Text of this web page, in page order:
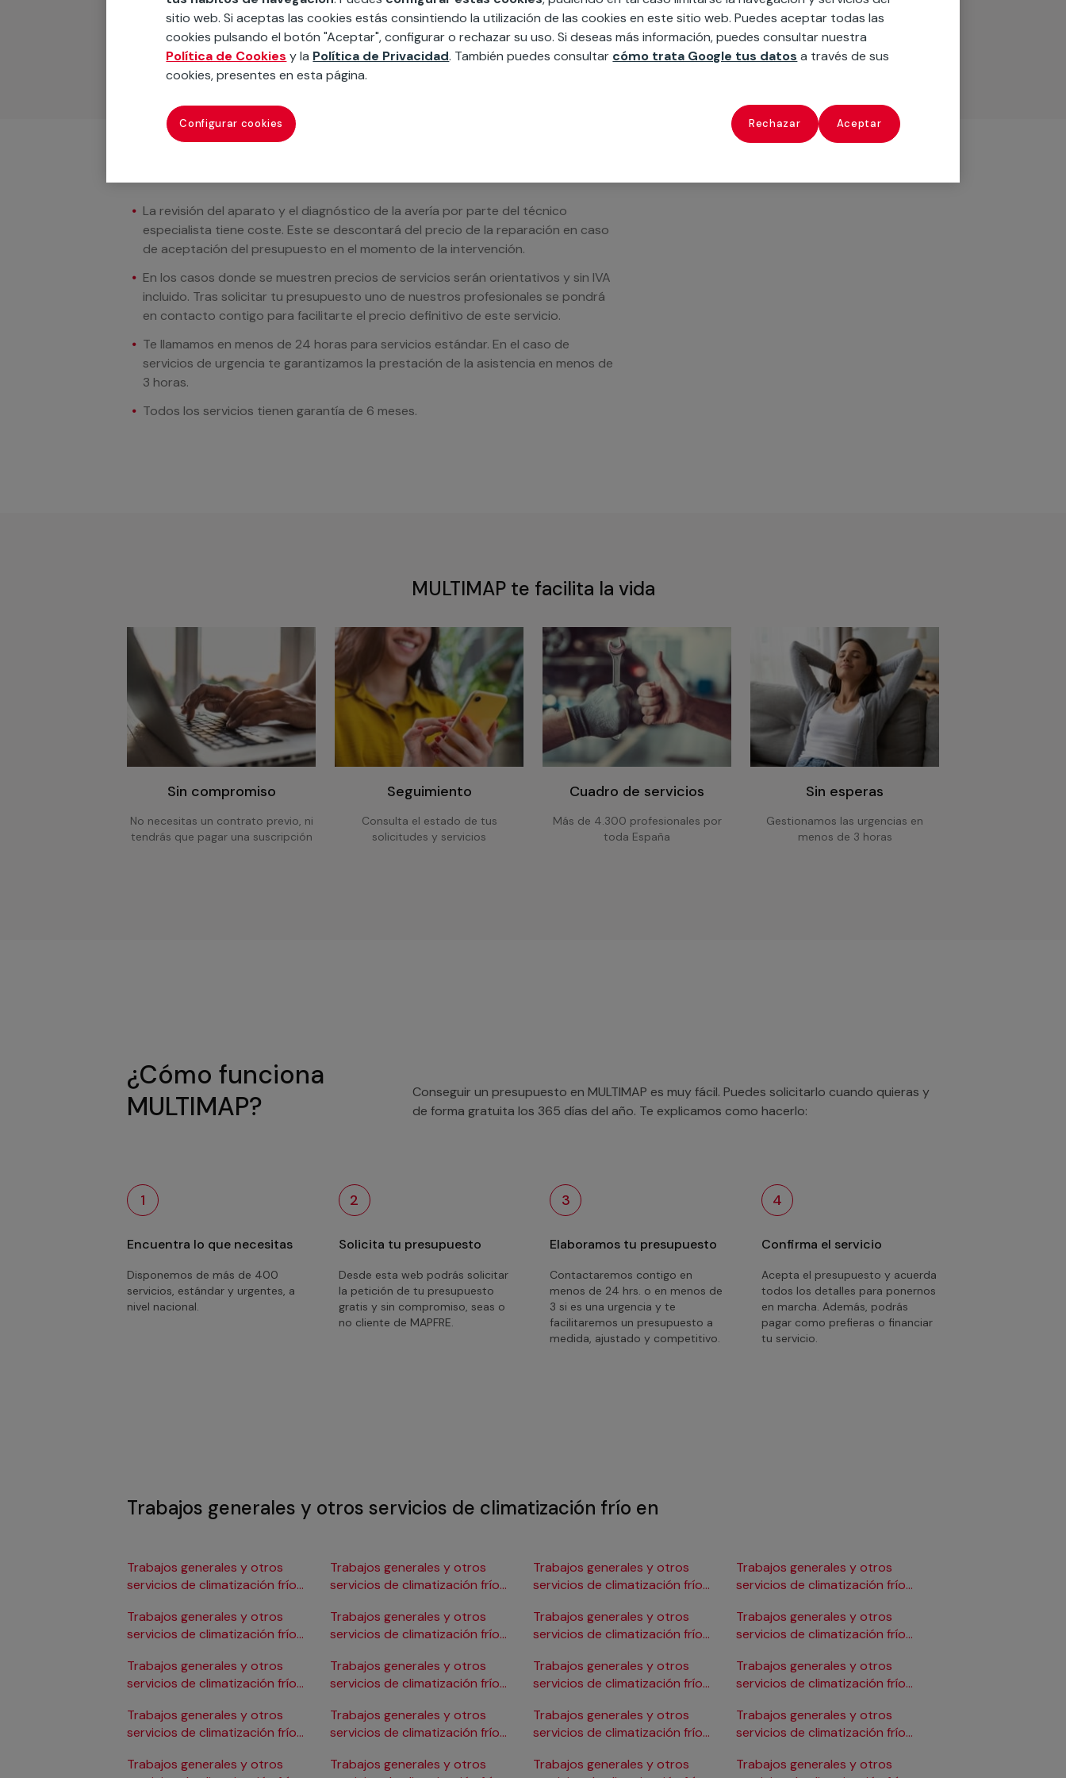
Podemos ofrecer cualquier servicio a medida incluyendo todo lo que necesites:
materiales, equipamientos, electrodomésticos, etc. Cuéntanos que necesitas
cuando te llamemos.
La revisión del aparato y el diagnóstico de la avería por parte del técnico
especialista tiene coste. Este se descontará del precio de la reparación en caso
de aceptación del presupuesto en el momento de la intervención.
En los casos donde se muestren precios de servicios serán orientativos y sin IVA
incluido. Tras solicitar tu presupuesto uno de nuestros profesionales se pondrá
en contacto contigo para facilitarte el precio definitivo de este servicio.
Te llamamos en menos de 24 horas para servicios estándar. En el caso de
servicios de urgencia te garantizamos la prestación de la asistencia en menos de
3 horas.
Todos los servicios tienen garantía de 6 meses.
MULTIMAP te facilita la vida
Sin compromiso
No necesitas un contrato previo, ni
tendrás que pagar una suscripción
Seguimiento
Consulta el estado de tus
solicitudes y servicios
Cuadro de servicios
Más de 4.300 profesionales por
toda España
Sin esperas
Gestionamos las urgencias en
menos de 3 horas
¿Cómo funciona
MULTIMAP?
Conseguir un presupuesto en MULTIMAP es muy fácil. Puedes solicitarlo cuando quieras y
de forma gratuita los 365 días del año. Te explicamos como hacerlo:
1
Encuentra lo que necesitas
Disponemos de más de 400
servicios, estándar y urgentes, a
nivel nacional.
2
Solicita tu presupuesto
Desde esta web podrás solicitar
la petición de tu presupuesto
gratis y sin compromiso, seas o
no cliente de MAPFRE.
3
Elaboramos tu presupuesto
Contactaremos contigo en
menos de 24 hrs. o en menos de
3 si es una urgencia y te
facilitaremos un presupuesto a
medida, ajustado y competitivo.
4
Confirma el servicio
Acepta el presupuesto y acuerda
todos los detalles para ponernos
en marcha. Además, podrás
pagar como prefieras o financiar
tu servicio.
Trabajos generales y otros servicios de climatización frío en
Trabajos generales y otros
servicios de climatización frío
Trabajos generales y otros
servicios de climatización frío
Trabajos generales y otros
servicios de climatización frío
Trabajos generales y otros
servicios de climatización frío
Trabajos generales y otros
Trabajos generales y otros
servicios de climatización frío
Trabajos generales y otros
servicios de climatización frío
Trabajos generales y otros
servicios de climatización frío
Trabajos generales y otros
servicios de climatización frío
Trabajos generales y otros
Trabajos generales y otros
servicios de climatización frío
Trabajos generales y otros
servicios de climatización frío
Trabajos generales y otros
servicios de climatización frío
Trabajos generales y otros
servicios de climatización frío
Trabajos generales y otros
Trabajos generales y otros
servicios de climatización frío
Trabajos generales y otros
servicios de climatización frío
Trabajos generales y otros
servicios de climatización frío
Trabajos generales y otros
servicios de climatización frío
Trabajos generales y otros
sitio web. Si aceptas las cookies estás consintiendo la utilización de las cookies en este sitio web. Puedes aceptar todas las
cookies pulsando el botón "Aceptar", configurar o rechazar su uso. Si deseas más información, puedes consultar nuestra
Política de Cookies y la Política de Privacidad. También puedes consultar cómo trata Google tus datos a través de sus
cookies, presentes en esta página.
Configurar cookies Rechazar Aceptar